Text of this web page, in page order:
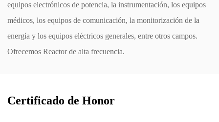
equipos electrónicos de potencia, la instrumentación, los equipos
médicos, los equipos de comunicación, la monitorización de la
energía y los equipos eléctricos generales, entre otros campos.
Ofrecemos Reactor de alta frecuencia.
Certificado de Honor